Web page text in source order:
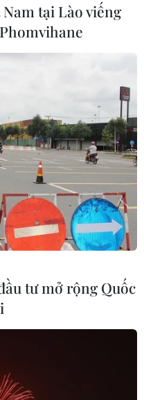
lại Nghị định
tại Lào viếng
tư mở rộng Quốc